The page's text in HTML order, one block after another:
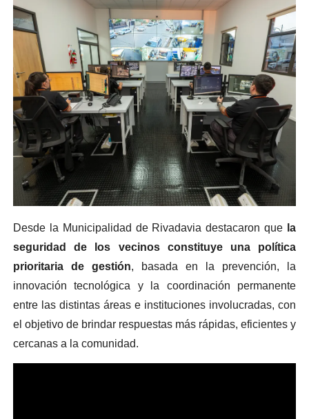
Desde la Municipalidad de Rivadavia destacaron que la
seguridad de los vecinos constituye una política
prioritaria de gestión, basada en la prevención, la
innovación tecnológica y la coordinación permanente
entre las distintas áreas e instituciones involucradas, con
el objetivo de brindar respuestas más rápidas, eficientes y
cercanas a la comunidad.